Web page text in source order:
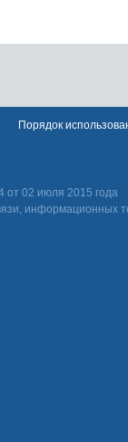
02 июля 2015 года
информационных
Порядок